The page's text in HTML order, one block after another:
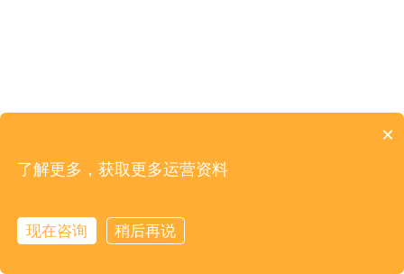
×
了解更多，获取更多运营资料
现在咨询 稍后再说